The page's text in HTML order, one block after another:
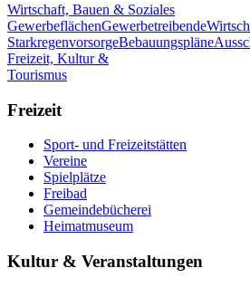
Wirtschaft, Bauen & Soziales
GewerbeflächenGewerbetreibende
StarkregenvorsorgeBebauungspläne
Freizeit, Kultur &
Tourismus
Freizeit
Sport- und Freizeitstätten
Vereine
Spielplätze
Freibad
Gemeindebücherei
Heimatmuseum
Kultur & Veranstaltungen